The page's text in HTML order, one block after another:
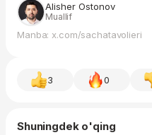
Alisher Ostonov
Muallif
Manba: x.com/sachatavolieri
3 0
Shuningdek o'qing